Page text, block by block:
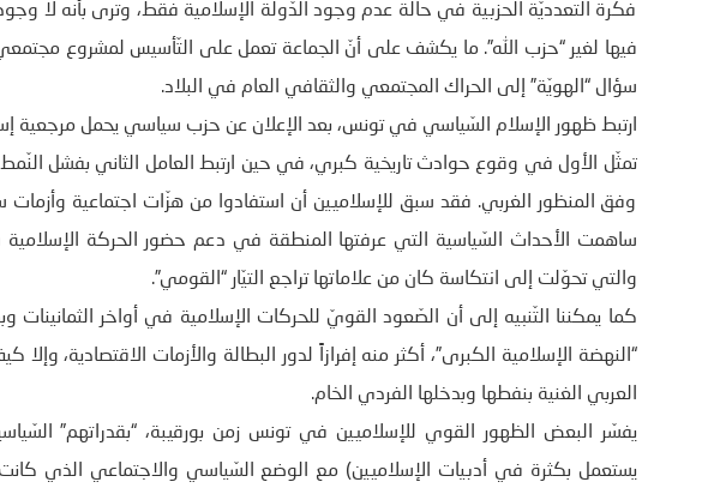
فكرة التعدديّة الحزبية في حالة عدم وجود الدّولة الإسلامية فقط، وترى بأنه لا
فيها لغير “حزب الله”. ما يكشف على أنّ الجماعة تعمل على التّأسيس لمشروع
سؤال “الهويّة” إلى الحراك المجتمعي والثقافي العام في البلاد.
ارتبط ظهور الإسلام السّياسي في تونس، بعد الإعلان عن حزب سياسي يحمل مرجعية
تمثّل الأول في وقوع حوادث تاريخية كبري، في حين ارتبط العامل الثاني بفشل النّمط
وفق المنظور الغربي. فقد سبق للإسلاميين أن استفادوا من هزّات اجتماعية
والتي تحوّلت إلى انتكاسة كان من علاماتها تراجع التيّار “القومي”.
كما يمكننا التّنبيه إلى أن الصّعود القويّ للحركات الإسلامية في أواخر الثمانينات
“النهضة الإسلامية الكبرى”، أكثر منه إفرازاً لدور البطالة والأزمات الاقتصادية،
العربي الغنية بنفطها وبدخلها الفردي الخام.
يفسّر البعض الظهور القوي للإسلاميين في تونس زمن بورقيبة، “بقدراتهم”
يستعمل بكثرة في أدبيات الإسلاميين) مع الوضع السّياسي والاجتماعي الذي كانت